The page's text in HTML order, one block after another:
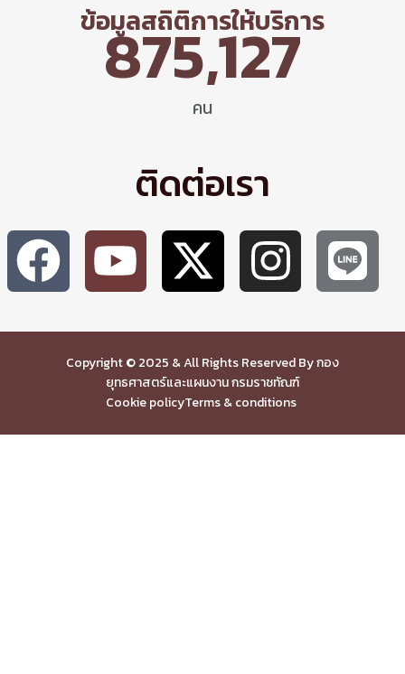
ข้อมูลสถิติการให้บริการ
คน
875,127
ติดต่อเรา
Copyright © 2025 & All Rights Reserved By กอง
ยุทธศาสตร์และแผนงาน กรมราชทัณฑ์
Cookie policyTerms & conditions